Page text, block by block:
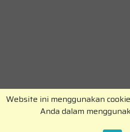
Copyright ©
Reserved.
Website ini menggunakan
Anda dalam